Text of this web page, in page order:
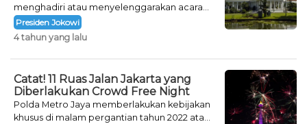
menghadiri atau menyelenggarakan acara
khusus untuk mengisi malam pergantian
tahun.
Presiden Jokowi
4 tahun yang lalu
Catat! 11 Ruas Jalan Jakarta yang
Diberlakukan Crowd Free Night
Polda Metro Jaya memberlakukan kebijakan
khusus di malam pergantian tahun 2022 atau